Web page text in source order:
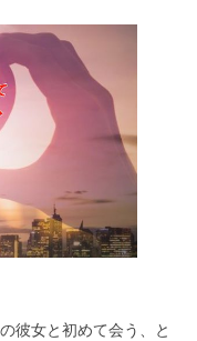
彼女と初めて会う、と